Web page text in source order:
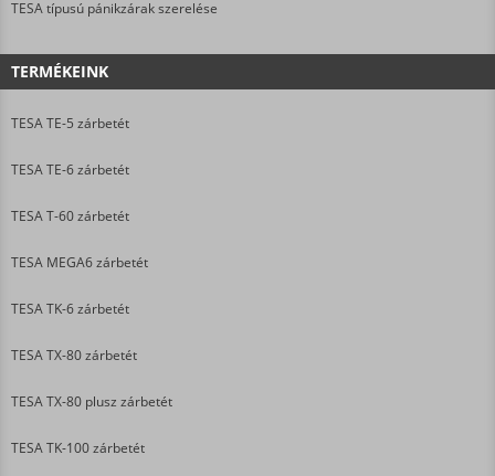
TESA típusú pánikzárak szerelése
TERMÉKEINK
TESA TE-5 zárbetét
TESA TE-6 zárbetét
TESA T-60 zárbetét
TESA MEGA6 zárbetét
TESA TK-6 zárbetét
TESA TX-80 zárbetét
TESA TX-80 plusz zárbetét
TESA TK-100 zárbetét